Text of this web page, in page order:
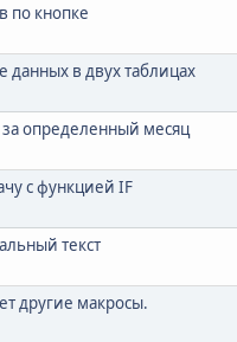
по кнопке
данных в двух таблицах
за определенный месяц
с функцией IF
текст
другие макросы.